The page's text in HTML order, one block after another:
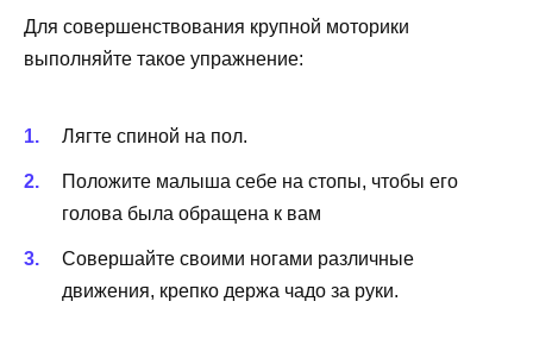
Для совершенствования крупной моторики
выполняйте такое упражнение:
Лягте спиной на пол.
Положите малыша себе на стопы, чтобы его
голова была обращена к вам
Совершайте своими ногами различные
движения, крепко держа чадо за руки.